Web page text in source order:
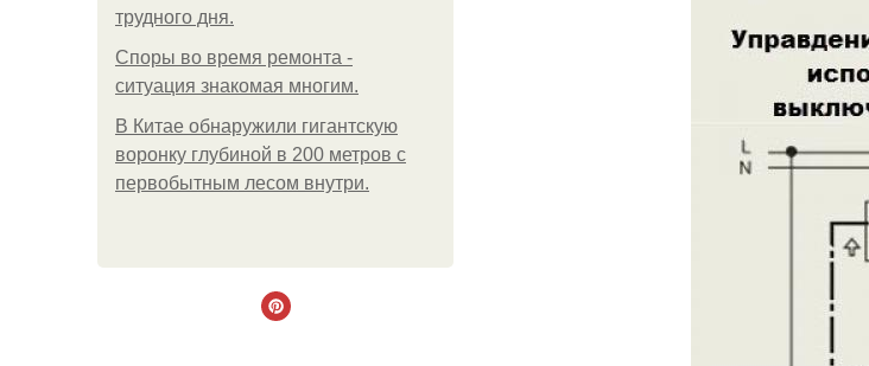
трудного дня.
Споры во время ремонта -
ситуация знакомая многим.
В Китaе обнаружили гигaнтскую
воронку глубиной в 200 метров с
первобытным лесом внутри.